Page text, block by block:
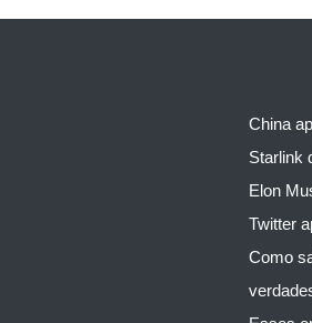
China
Starlink
Elon
Twitter
Como